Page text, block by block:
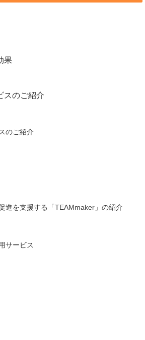
果
スのご紹介
のご紹介
進を支援する「TEAMmaker」の紹介
サービス